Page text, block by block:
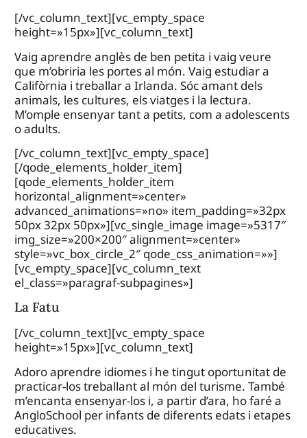
[/vc_column_text][vc_empty_space
height=»15px»][vc_column_text]
Vaig aprendre anglès de ben petita i vaig veure
que m’obriria les portes al món. Vaig estudiar a
Califòrnia i treballar a Irlanda. Sóc amant dels
animals, les cultures, els viatges i la lectura.
M’omple ensenyar tant a petits, com a adolescents
o adults.
[/vc_column_text][vc_empty_space]
[/qode_elements_holder_item]
[qode_elements_holder_item
horizontal_alignment=»center»
advanced_animations=»no» item_padding=»32px
50px 32px 50px»][vc_single_image image=»5317″
img_size=»200×200″ alignment=»center»
style=»vc_box_circle_2″ qode_css_animation=»»]
[vc_empty_space][vc_column_text
el_class=»paragraf-subpagines»]
La Fatu
[/vc_column_text][vc_empty_space
height=»15px»][vc_column_text]
Adoro aprendre idiomes i he tingut oportunitat de
practicar-los treballant al món del turisme. També
m’encanta ensenyar-los i, a partir d’ara, ho faré a
AngloSchool per infants de diferents edats i etapes
educatives.